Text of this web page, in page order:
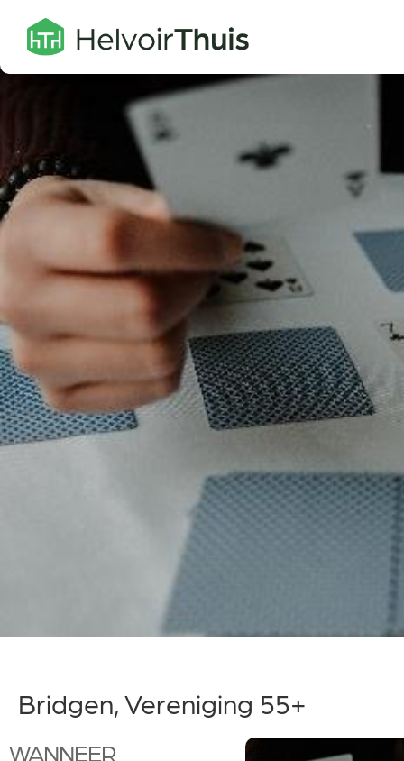
Bridgen, Vereniging 55+
WANNEER